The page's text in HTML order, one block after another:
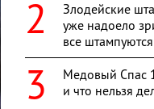
Злодейские
уже надоело
все
Медовый Спас
и что нельзя